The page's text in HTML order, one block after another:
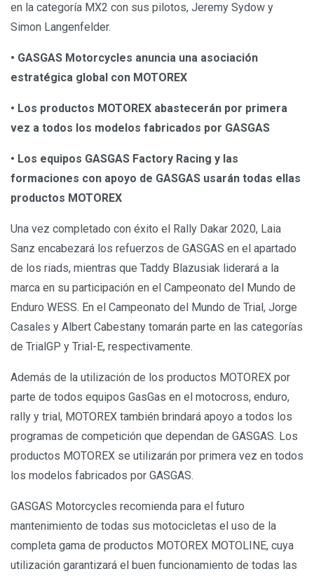
en la categoría MX2 con sus pilotos, Jeremy Sydow y
Simon Langenfelder.
• GASGAS Motorcycles anuncia una asociación
estratégica global con MOTOREX
• Los productos MOTOREX abastecerán por primera
vez a todos los modelos fabricados por GASGAS
• Los equipos GASGAS Factory Racing y las
formaciones con apoyo de GASGAS usarán todas ellas
productos MOTOREX
Una vez completado con éxito el Rally Dakar 2020, Laia
Sanz encabezará los refuerzos de GASGAS en el apartado
de los riads, mientras que Taddy Blazusiak liderará a la
marca en su participación en el Campeonato del Mundo de
Enduro WESS. En el Campeonato del Mundo de Trial, Jorge
Casales y Albert Cabestany tomarán parte en las categorías
de TrialGP y Trial-E, respectivamente.
Además de la utilización de los productos MOTOREX por
parte de todos equipos GasGas en el motocross, enduro,
rally y trial, MOTOREX también brindará apoyo a todos los
programas de competición que dependan de GASGAS. Los
productos MOTOREX se utilizarán por primera vez en todos
los modelos fabricados por GASGAS.
GASGAS Motorcycles recomienda para el futuro
mantenimiento de todas sus motocicletas el uso de la
completa gama de productos MOTOREX MOTOLINE, cuya
utilización garantizará el buen funcionamiento de todas las